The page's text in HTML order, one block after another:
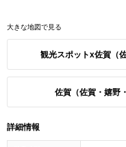
大きな地図で見る
観光スポットx佐賀（
佐賀（佐賀・嬉野
詳細情報